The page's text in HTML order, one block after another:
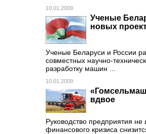
10.01.2009
Ученые
новых
Ученые Беларуси и России
совместных научно-
разработку машин ...
10.01.2009
вдвое
Руководство предприятия не
финансового кризиса